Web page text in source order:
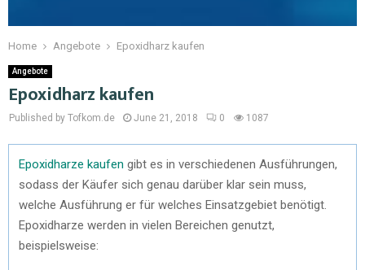
Home Angebote Epoxidharz kaufen
Angebote
Epoxidharz kaufen
Published by Tofkom.de June 21, 2018 0 1087
Epoxidharze kaufen gibt es in verschiedenen Ausführungen,
sodass der Käufer sich genau darüber klar sein muss,
welche Ausführung er für welches Einsatzgebiet benötigt.
Epoxidharze werden in vielen Bereichen genutzt,
beispielsweise: